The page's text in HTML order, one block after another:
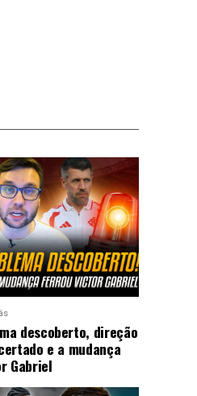
descoberto, direção
e a mudança
Gabriel